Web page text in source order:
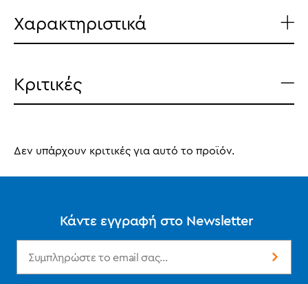
Χαρακτηριστικά
Κριτικές
Δεν υπάρχουν κριτικές για αυτό το προϊόν.
Κάντε εγγραφή στο Newsletter